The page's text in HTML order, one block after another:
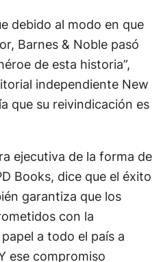
debido al modo en que
Barnes & Noble pasó
de esta historia”,
independiente New
que su reivindicación es
ejecutiva de la forma de
Books, dice que el éxito
garantiza que los
con la
a todo el país a
ese compromiso